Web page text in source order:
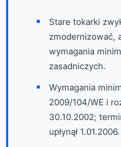
Stare tokarki
zmodernizować,
wymagania
zasadniczych.
Wymagania
2009/104/WE i
30.10.2002;
upłynął 1.01.2006.